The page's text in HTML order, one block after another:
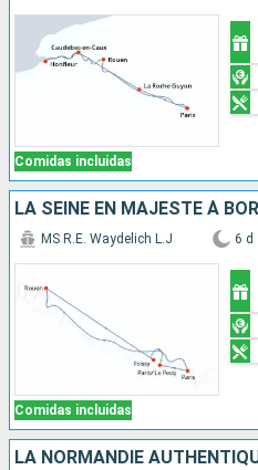
Comidas incluidas
Comidas incluidas
MS R.E. Waydelich L.J 6 d